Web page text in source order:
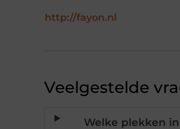
http://fayon.nl
Veelgestelde
Welke plekken